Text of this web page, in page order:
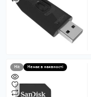
Hit Немає в наявності